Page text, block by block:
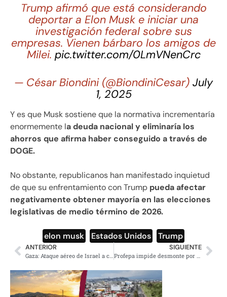
Trump afirmó que está considerando
deportar a Elon Musk e iniciar una
investigación federal sobre sus
empresas. Vienen bárbaro los amigos de
Milei. pic.twitter.com/0LmVNenCrc
— César Biondini (@BiondiniCesar) July
1, 2025
Y es que Musk sostiene que la normativa incrementaría
enormemente la deuda nacional y eliminaría los
ahorros que afirma haber conseguido a través de
DOGE.
No obstante, republicanos han manifestado inquietud
de que su enfrentamiento con Trump pueda afectar
negativamente obtener mayoría en las elecciones
legislativas de medio término de 2026.
elon musk Estados Unidos Trump
ANTERIOR SIGUIENTE